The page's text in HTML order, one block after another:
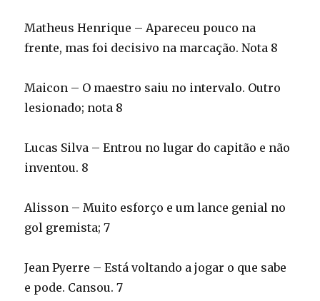
Matheus Henrique – Apareceu pouco na
frente, mas foi decisivo na marcação. Nota 8
Maicon – O maestro saiu no intervalo. Outro
lesionado; nota 8
Lucas Silva – Entrou no lugar do capitão e não
inventou. 8
Alisson – Muito esforço e um lance genial no
gol gremista; 7
Jean Pyerre – Está voltando a jogar o que sabe
e pode. Cansou. 7